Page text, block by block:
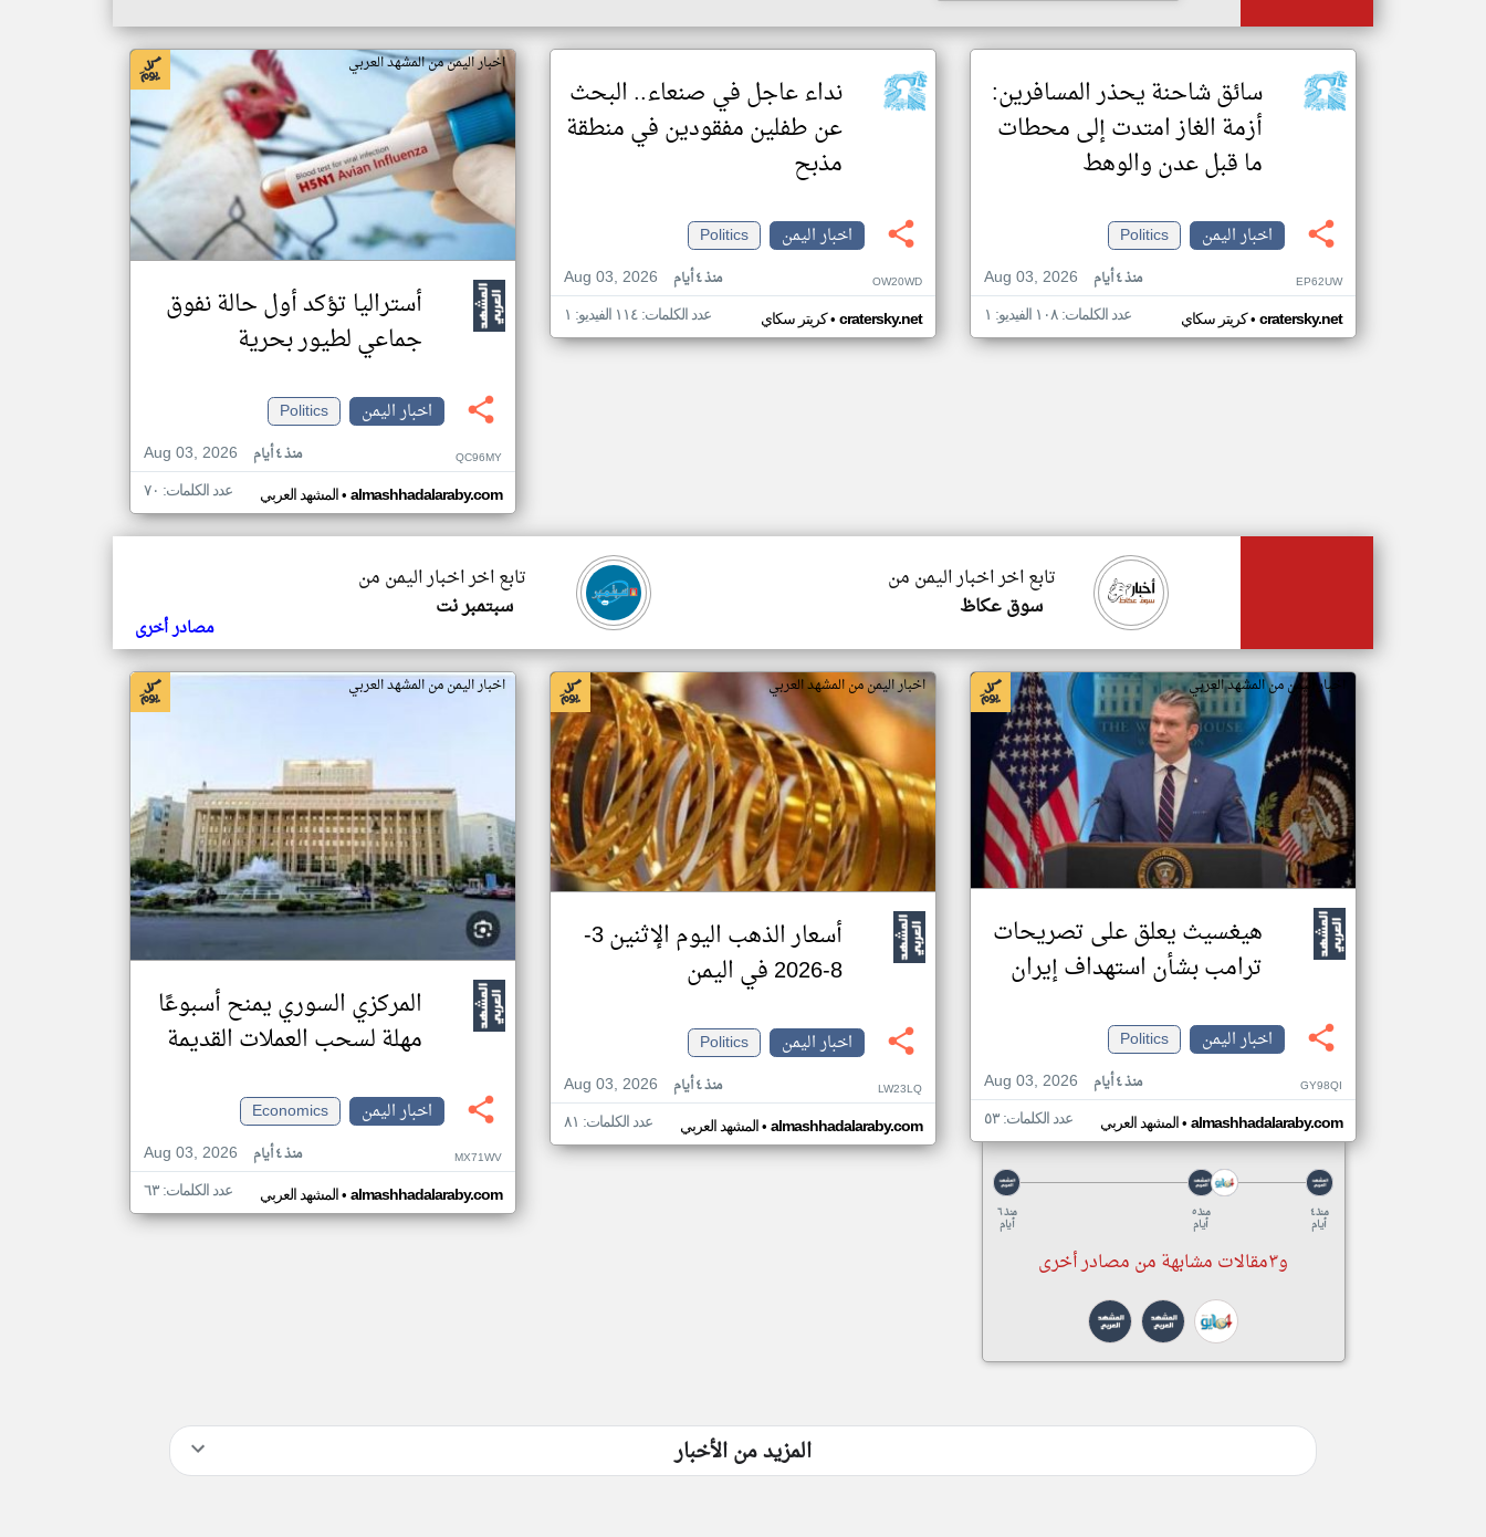
سائق شاحنة يحذر المسافرين:
أزمة الغاز امتدت إلى محطات
ما قبل عدن والوهط
اخبار اليمن
Politics
Aug 03, 2026
منذ ٤ أيام EP62UW
كريتر سكاي• cratersky.net عدد الكلمات: ١٠٨ الفيديو: ١
نداء عاجل في صنعاء.. البحث
عن طفلين مفقودين في منطقة
مذبح
اخبار اليمن
Politics
Aug 03, 2026
منذ ٤ أيام OW20WD
كريتر سكاي• cratersky.net عدد الكلمات: ١١٤ الفيديو: ١
اخبار اليمن من المشهد العربي
أستراليا تؤكد أول حالة نفوق
جماعي لطيور بحرية
اخبار اليمن
Politics
Aug 03, 2026
منذ ٤ أيام QC96MY
المشهد العربي• almashhadalaraby.com عدد الكلمات: ٧٠
تابع اخر اخبار اليمن من
سبتمبر نت
تابع اخر اخبار اليمن من
سوق عكاظ
مصادر أخرى
اخبار اليمن من المشهد العربي
هيغسيث يعلق على تصريحات
ترامب بشأن استهداف إيران
اخبار اليمن
Politics
Aug 03, 2026
منذ ٤ أيام GY98QI
المشهد العربي• almashhadalaraby.com عدد الكلمات: ٥٣
منذ ٦
أيام
منذ ٥
أيام
منذ ٤
أيام
و٣مقالات مشابهة من مصادر أخرى
اخبار اليمن من المشهد العربي
أسعار الذهب اليوم الإثنين 3-
8-2026 في اليمن
اخبار اليمن
Politics
Aug 03, 2026
منذ ٤ أيام LW23LQ
المشهد العربي• almashhadalaraby.com عدد الكلمات: ٨١
اخبار اليمن من المشهد العربي
المركزي السوري يمنح أسبوعًا
مهلة لسحب العملات القديمة
اخبار اليمن
Economics
Aug 03, 2026
منذ ٤ أيام MX71WV
المشهد العربي• almashhadalaraby.com عدد الكلمات: ٦٣
المزيد من الأخبار